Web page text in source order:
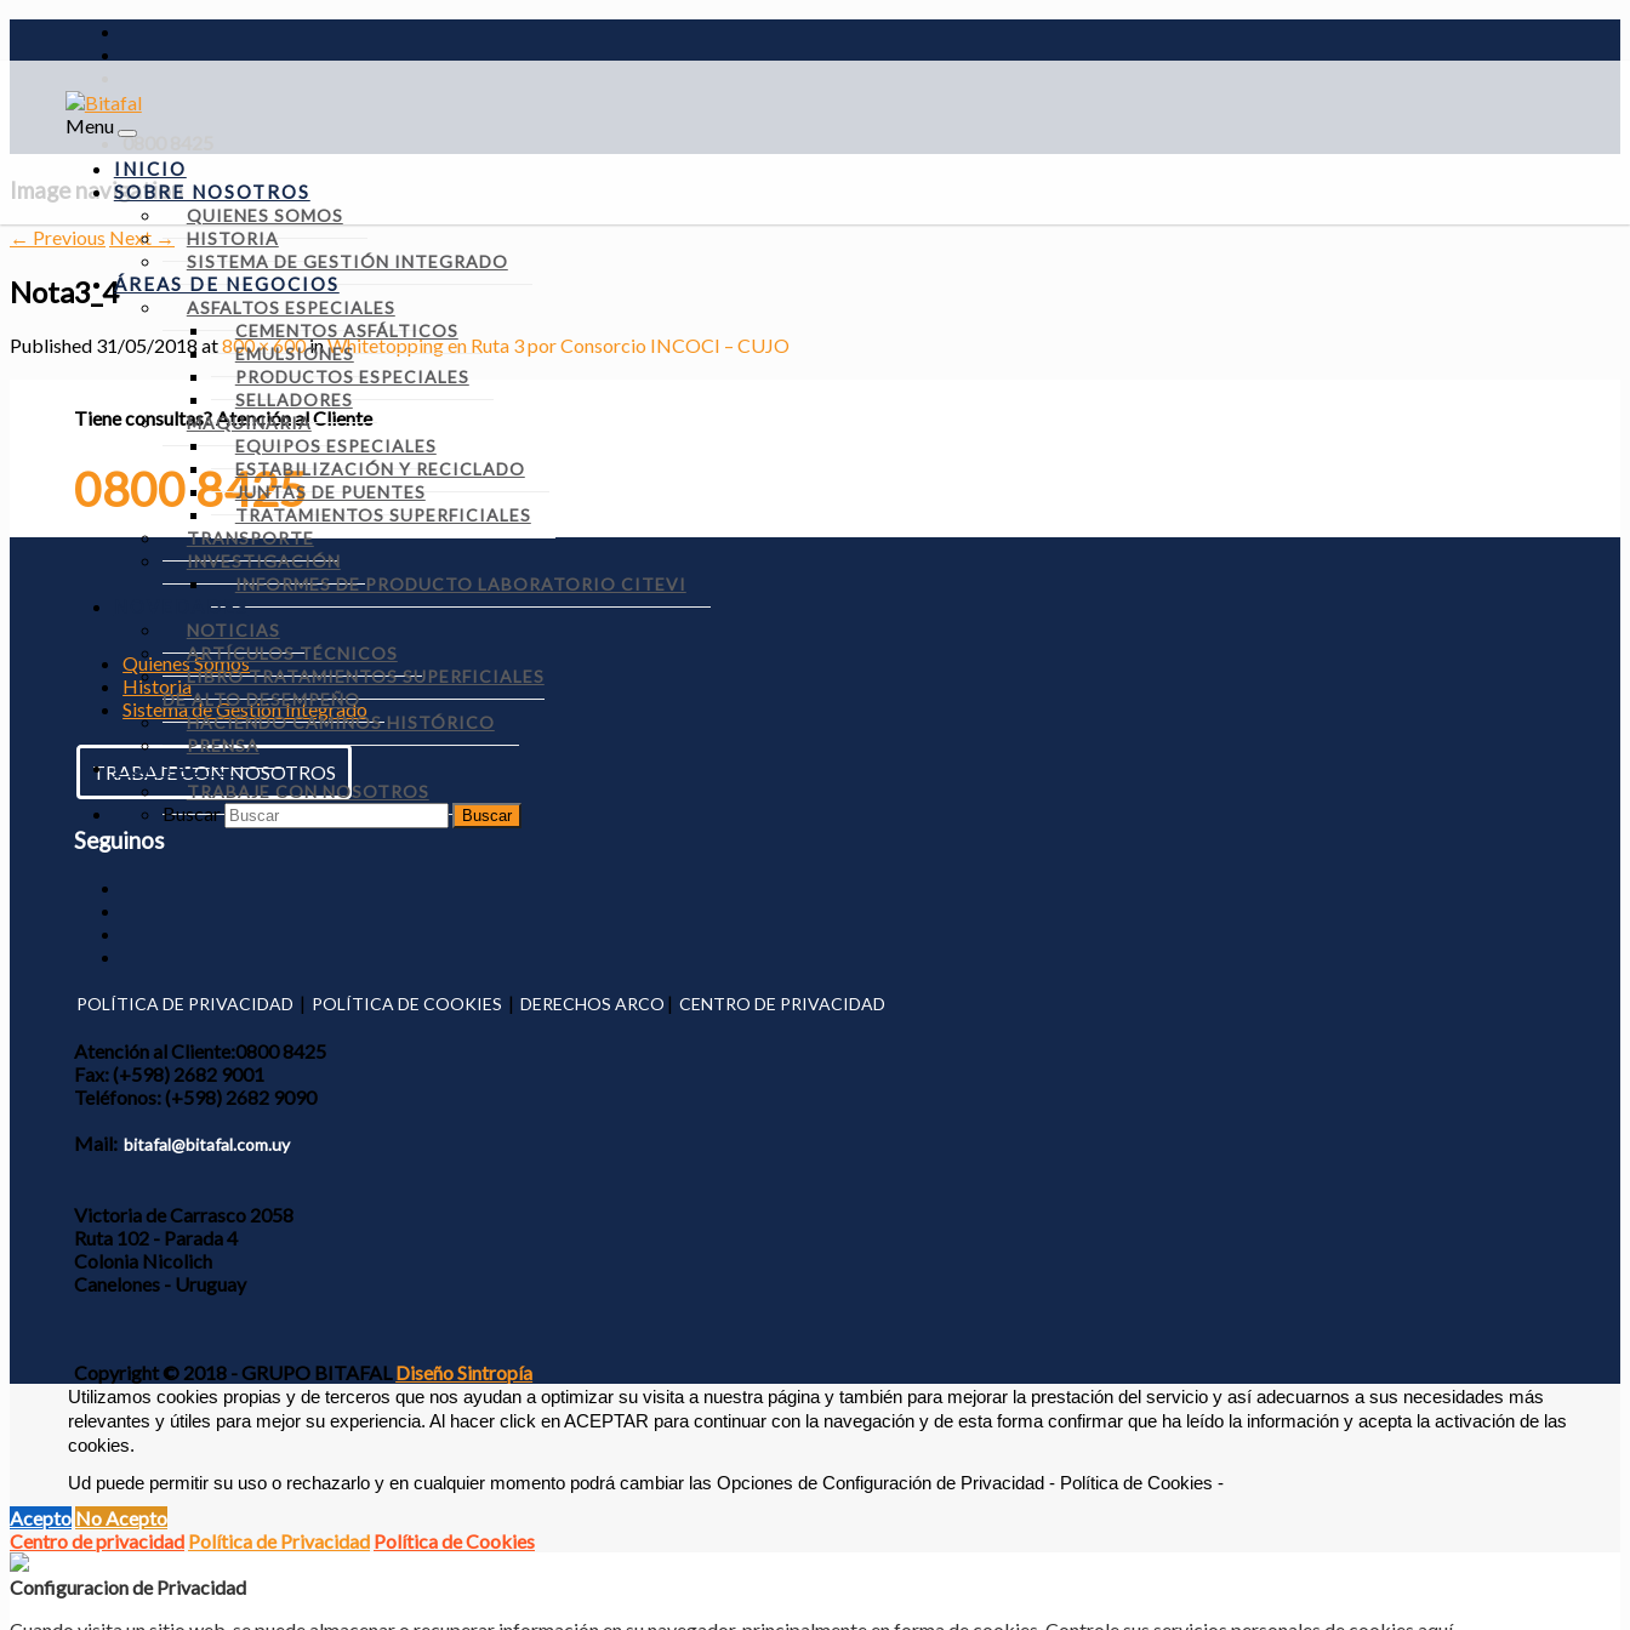
0800 8425
Menu
INICIO
SOBRE NOSOTROS
QUIENES SOMOS
HISTORIA
SISTEMA DE GESTIÓN INTEGRADO
ÁREAS DE NEGOCIOS
ASFALTOS ESPECIALES
CEMENTOS ASFÁLTICOS
EMULSIONES
PRODUCTOS ESPECIALES
SELLADORES
MAQUINARIA
EQUIPOS ESPECIALES
ESTABILIZACIÓN Y RECICLADO
JUNTAS DE PUENTES
TRATAMIENTOS SUPERFICIALES
TRANSPORTE
INVESTIGACIÓN
INFORMES DE PRODUCTO LABORATORIO CITEVI
NOVEDADES
NOTICIAS
ARTÍCULOS TÉCNICOS
LIBRO TRATAMIENTOS SUPERFICIALES
DE ALTO DESEMPEÑO
HACIENDO CAMINOS HISTÓRICO
PRENSA
CONTACTO
TRABAJE CON NOSOTROS
Buscar
Image navigation
← Previous Next →
Nota3_4
Published 31/05/2018 at800 × 600inWhitetopping en Ruta 3 por Consorcio INCOCI – CUJO
Tiene consultas?Atención al Cliente
0800 8425
Quienes Somos
Historia
Sistema de Gestión Integrado
TRABAJE CON NOSOTROS
Seguinos
POLÍTICA DE PRIVACIDAD | POLÍTICA DE COOKIES | DERECHOS ARCO | CENTRO DE PRIVACIDAD
Atención al Cliente:0800 8425
Fax:(+598) 2682 9001
Teléfonos:(+598) 2682 9090
Mail: bitafal@bitafal.com.uy
Victoria de Carrasco 2058
Ruta 102 - Parada 4
Colonia Nicolich
Canelones - Uruguay
Copyright © 2018 - GRUPO BITAFALDiseño Sintropía
Utilizamos cookies propias y de terceros que nos ayudan a optimizar su visita a nuestra página y también para mejorar la prestación del servicio y así adecuarnos a sus necesidades más
relevantes y útiles para mejor su experiencia. Al hacer click en ACEPTAR para continuar con la navegación y de esta forma confirmar que ha leído la información y acepta la activación de las
cookies.
Ud puede permitir su uso o rechazarlo y en cualquier momento podrá cambiar las Opciones de Configuración de Privacidad - Política de Cookies -
Acepto No Acepto
Centro de privacidad Política de Privacidad Política de Cookies
Configuracion de Privacidad